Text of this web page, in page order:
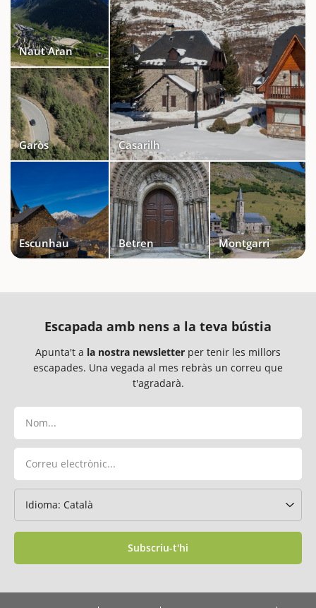
Naut Aran
Garòs Casarilh
Escunhau Betren Montgarri
Escapada amb nens a la teva bústia
Apunta't a la nostra newsletter per tenir les millors
escapades. Una vegada al mes rebràs un correu que
t'agradarà.
Subscriu-t'hi